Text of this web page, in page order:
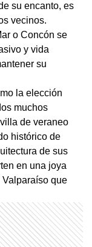
su encanto, es
vecinos.
o Concón se
y vida
su
la elección
muchos
de veraneo
histórico de
de sus
en una joya
que